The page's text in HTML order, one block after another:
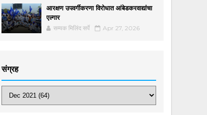
आरक्षण उपवर्गीकरणा विरोधात आंबेडकरवाद्यांचा
एल्गार
सम्यक मिलिंद सर्पे Apr 27, 2026
संग्रह